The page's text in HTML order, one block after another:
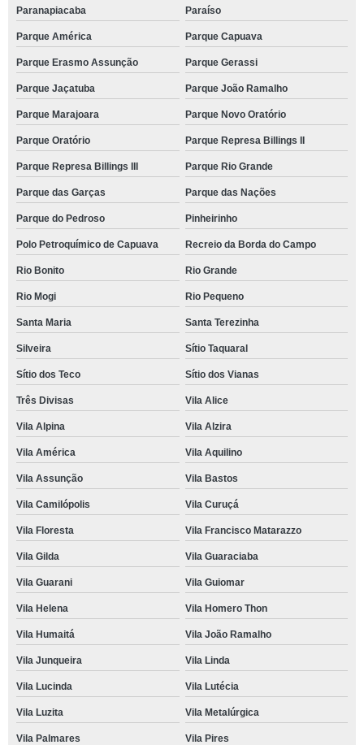
Paranapiacaba Paraíso
Parque América Parque Capuava
Parque Erasmo Assunção Parque Gerassi
Parque Jaçatuba Parque João Ramalho
Parque Marajoara Parque Novo Oratório
Parque Oratório Parque Represa Billings II
Parque Represa Billings III Parque Rio Grande
Parque das Garças Parque das Nações
Parque do Pedroso Pinheirinho
Polo Petroquímico de Capuava Recreio da Borda do Campo
Rio Bonito Rio Grande
Rio Mogi Rio Pequeno
Santa Maria Santa Terezinha
Silveira Sítio Taquaral
Sítio dos Teco Sítio dos Vianas
Três Divisas Vila Alice
Vila Alpina Vila Alzira
Vila América Vila Aquilino
Vila Assunção Vila Bastos
Vila Camilópolis Vila Curuçá
Vila Floresta Vila Francisco Matarazzo
Vila Gilda Vila Guaraciaba
Vila Guarani Vila Guiomar
Vila Helena Vila Homero Thon
Vila Humaitá Vila João Ramalho
Vila Junqueira Vila Linda
Vila Lucinda Vila Lutécia
Vila Luzita Vila Metalúrgica
Vila Palmares Vila Pires